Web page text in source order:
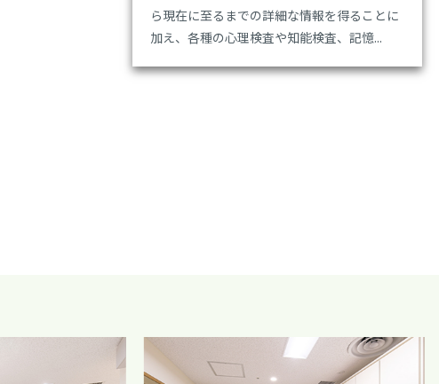
ら現在に至るまでの詳細な情報を得ることに
加え、各種の心理検査や知能検査、記憶...